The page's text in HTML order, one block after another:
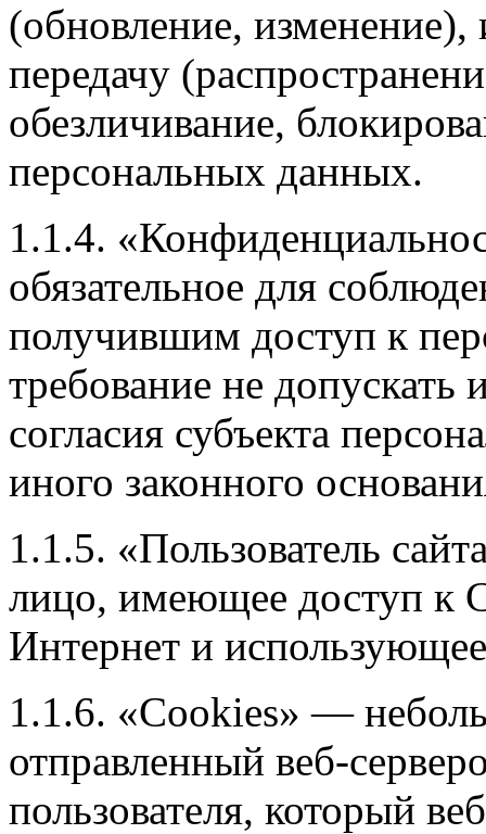
(обновление, изменение),
передачу
обезличивание,
персональных данных.
1.1.4.
обязательное для
получившим доступ к
требование не допускать
согласия субъекта
иного законного
1.1.5. «Пользователь
лицо, имеющее доступ к
Интернет и
1.1.6. «Cookies» —
отправленный веб-
пользователя, который